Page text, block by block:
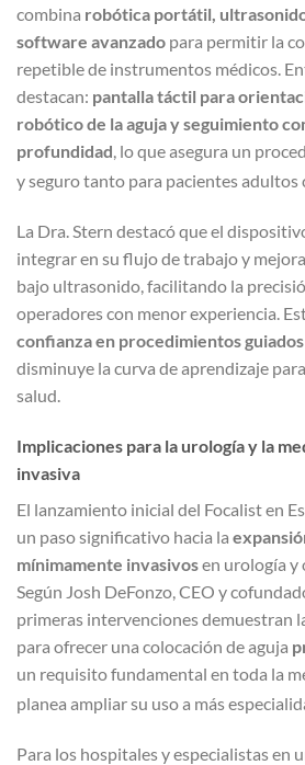
combina robótica portátil,
software avanzado para permitir la
repetible de instrumentos médicos.
destacan: pantalla táctil para
robótico de la aguja y seguimiento
profundidad , lo que asegura un
y seguro tanto para pacientes adultos
La Dra. Stern destacó que el
integrar en su flujo de trabajo y
bajo ultrasonido, facilitando la
operadores con menor experiencia.
confianza en procedimientos
disminuye la curva de aprendizaje
salud.
Implicaciones para la urología y la
invasiva
El lanzamiento inicial del Focalist en
un paso significativo hacia la
mínimamente invasivosen urología y
Según Josh DeFonzo, CEO y
primeras intervenciones demuestran
para ofrecer una colocación de aguja
un requisito fundamental en toda la
planea ampliar su uso a más
Para los hospitales y especialistas en